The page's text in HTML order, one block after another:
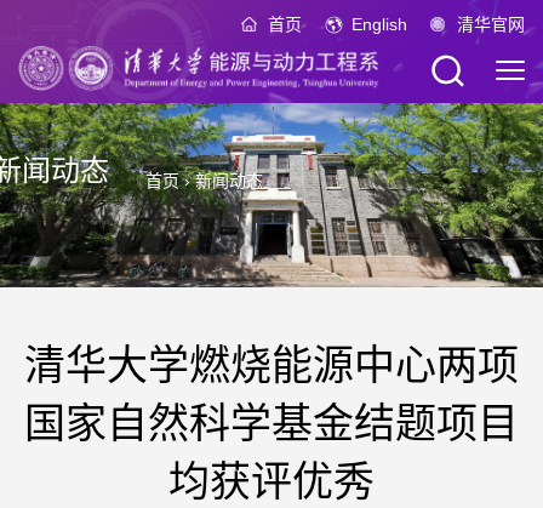
首页 English 清华官网
闻动态 首页›新闻动态
清华大学燃烧能源中心两项
国家自然科学基金结题项目
均获评优秀